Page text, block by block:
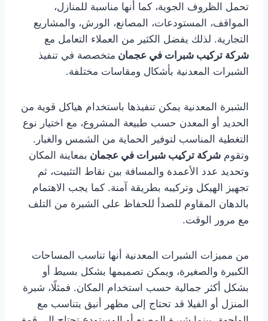
تحمل الظروف الجوية، كما أنها مناسبة للمنازل،
المواقف، المستودعات، المصانع، الورش، والمشاريع
التجارية. لذلك يفضل الكثير من العملاء التعامل مع
شركة تركيب شبرات في عجمان متخصصة في تنفيذ
الشبرات المعدنية بأشكال ومقاسات مختلفة.
الشبرة المعدنية يمكن تنفيذها باستخدام هياكل قوية من
الحديد أو المعدن حسب طبيعة المشروع، مع اختيار نوع
التغطية المناسب لتوفير الحماية من الشمس والغبار.
وتقوم شركة تركيب شبرات في عجمان بمعاينة المكان
وتحديد عدد الأعمدة والمسافة بين نقاط التثبيت، ثم
تجهيز الهيكل وتركيبه بطريقة آمنة. كما يجب الاهتمام
بالدهان المقاوم للصدأ للحفاظ على الشبرة من التلف
مع مرور الوقت.
من مميزات الشبرات المعدنية أنها تناسب المساحات
الكبيرة والصغيرة، ويمكن تصميمها بشكل بسيط أو
بشكل أكثر جمالية حسب استخدام المكان. فمثلًا، شبرة
المنزل أو الفيلا قد تحتاج إلى مظهر أنيق يتناسب مع